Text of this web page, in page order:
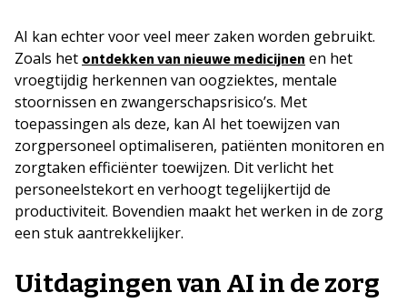
AI kan echter voor veel meer zaken worden gebruikt.
Zoals het ontdekken van nieuwe medicijnen en het
vroegtijdig herkennen van oogziektes, mentale
stoornissen en zwangerschapsrisico’s. Met
toepassingen als deze, kan AI het toewijzen van
zorgpersoneel optimaliseren, patiënten monitoren en
zorgtaken efficiënter toewijzen. Dit verlicht het
personeelstekort en verhoogt tegelijkertijd de
productiviteit. Bovendien maakt het werken in de zorg
een stuk aantrekkelijker.
Uitdagingen van AI in de zorg